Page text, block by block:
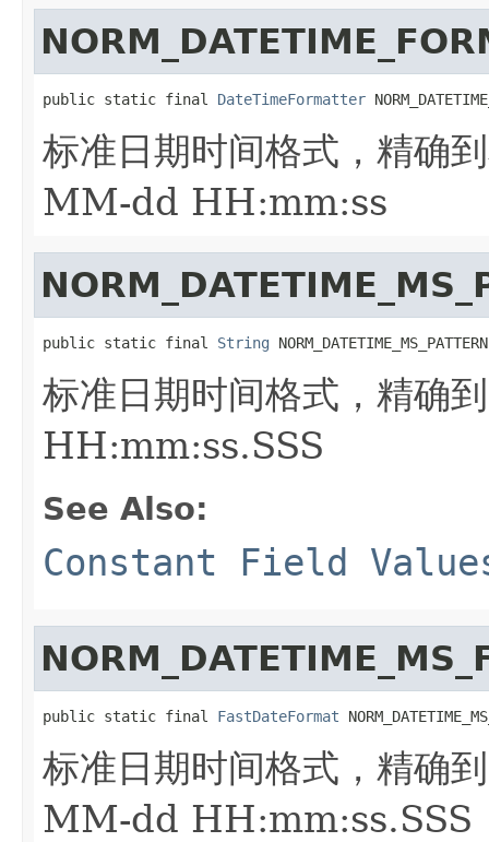
public static final DateTimeFormatter
标准日期时间格式，精确
MM-dd HH:mm:ss
public static final String NORM_DATETIME_MS_PATTERN
标准日期时间格式，精确
HH:mm:ss.SSS
See Also:
Constant Field
public static final FastDateFormat
标准日期时间格式，精确
MM-dd HH:mm:ss.SSS